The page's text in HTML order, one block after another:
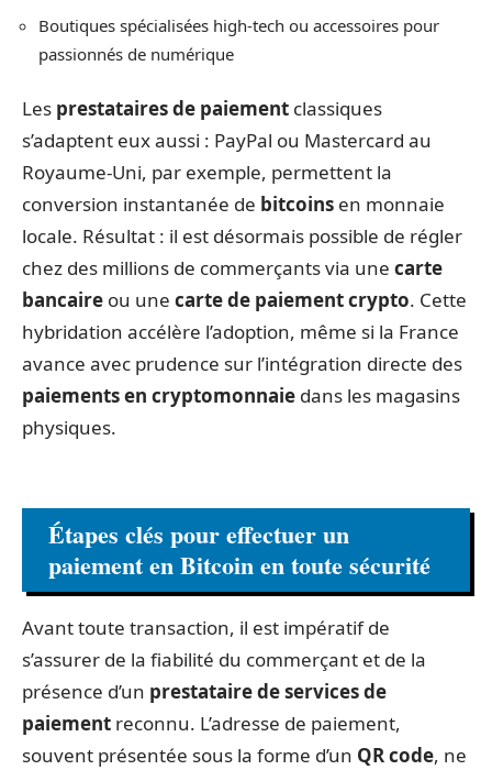
Boutiques spécialisées high-tech ou accessoires pour
passionnés de numérique
Les prestataires de paiement classiques
s’adaptent eux aussi : PayPal ou Mastercard au
Royaume-Uni, par exemple, permettent la
conversion instantanée de bitcoins en monnaie
locale. Résultat : il est désormais possible de régler
chez des millions de commerçants via une carte
bancaire ou une carte de paiement crypto. Cette
hybridation accélère l’adoption, même si la France
avance avec prudence sur l’intégration directe des
paiements en cryptomonnaie dans les magasins
physiques.
Étapes clés pour effectuer un
paiement en Bitcoin en toute sécurité
Avant toute transaction, il est impératif de
s’assurer de la fiabilité du commerçant et de la
présence d’un prestataire de services de
paiement reconnu. L’adresse de paiement,
souvent présentée sous la forme d’un QR code, ne